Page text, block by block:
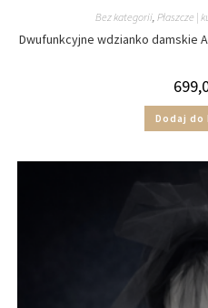
Bez kategorii, Płaszcze |
Dwufunkcyjne wdzianko damskie
Dodaj do